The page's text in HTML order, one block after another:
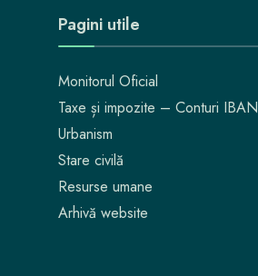
Pagini utile
Monitorul Oficial
Taxe și impozite – Conturi IBAN
Urbanism
Stare civilă
Resurse umane
Arhivă website